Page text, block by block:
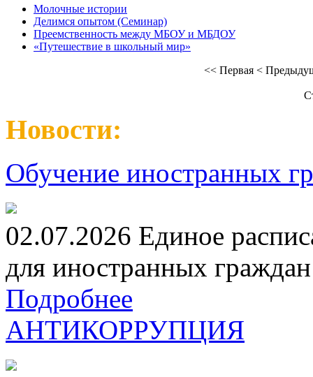
Молочные истории
Делимся опытом (Семинар)
Преемственность между МБОУ и МБДОУ
«Путешествие в школьный мир»
<< Первая <
Новости:
Обучение иностранных
02.07.2026 Единое
для иностранных
Подробнее
АНТИКОРРУПЦИЯ